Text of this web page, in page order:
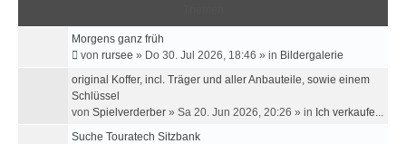
Morgens ganz früh
von rursee » Do 30. Jul 2026, 18:46 » in Bildergalerie
original Koffer, incl. Träger und aller Anbauteile, sowie einem
Schlüssel
von Spielverderber » Sa 20. Jun 2026, 20:26 » in Ich verkaufe...
Suche Touratech Sitzbank